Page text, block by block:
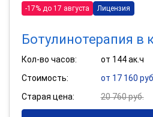
-17% до 17 августа Лицензия
Ботулинотерапия в
Кол-во часов:
от 144 ак.ч
Стоимость:
от 17 160 руб.
Старая цена:
20 760 руб.